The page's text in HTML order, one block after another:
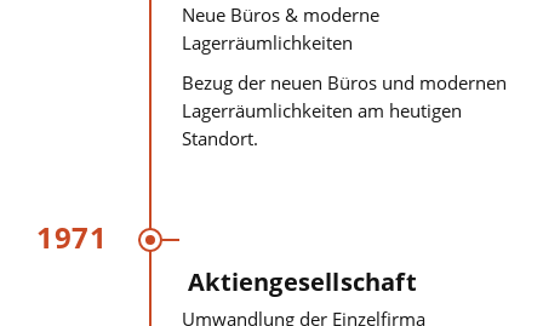
Neue Büros & moderne
Lagerräumlichkeiten
Bezug der neuen Büros und modernen
Lagerräumlichkeiten am heutigen
Standort.
1971
Aktiengesellschaft
Umwandlung der Einzelfirma